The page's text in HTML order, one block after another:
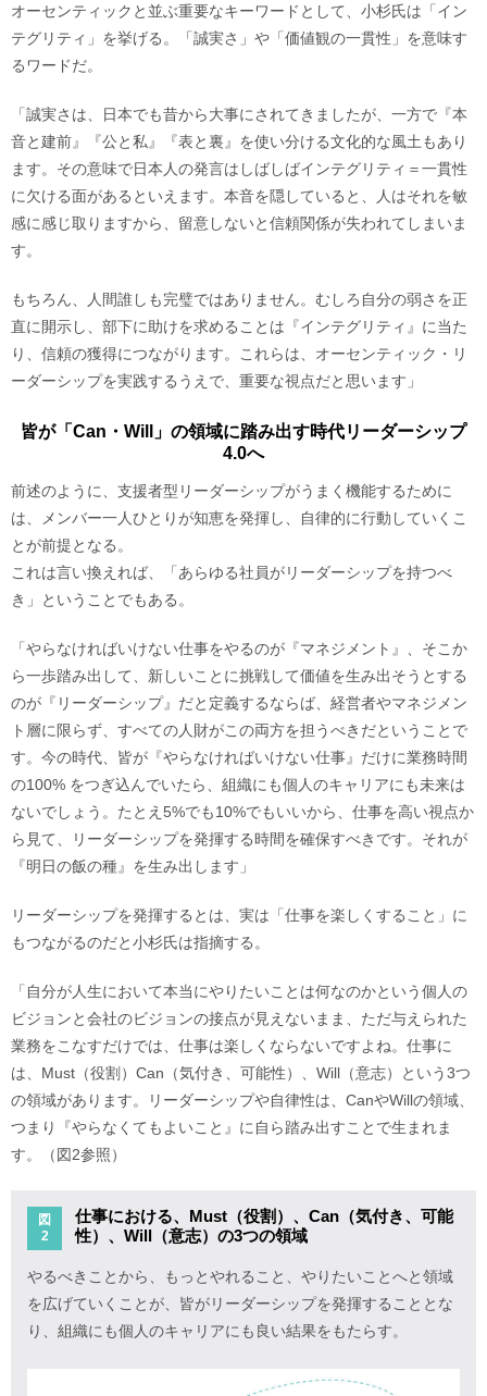
オーセンティックと並ぶ重要なキーワードとして、小杉氏は「イン
テグリティ」を挙げる。「誠実さ」や「価値観の一貫性」を意味す
るワードだ。
「誠実さは、日本でも昔から大事にされてきましたが、一方で『本
音と建前』『公と私』『表と裏』を使い分ける文化的な風土もあり
ます。その意味で日本人の発言はしばしばインテグリティ＝一貫性
に欠ける面があるといえます。本音を隠していると、人はそれを敏
感に感じ取りますから、留意しないと信頼関係が失われてしまいま
す。
もちろん、人間誰しも完璧ではありません。むしろ自分の弱さを正
直に開示し、部下に助けを求めることは『インテグリティ』に当た
り、信頼の獲得につながります。これらは、オーセンティック・リ
ーダーシップを実践するうえで、重要な視点だと思います」
皆が「Can・Will」の領域に踏み出す時代リーダーシップ
4.0へ
前述のように、支援者型リーダーシップがうまく機能するために
は、メンバー一人ひとりが知恵を発揮し、自律的に行動していくこ
とが前提となる。
これは言い換えれば、「あらゆる社員がリーダーシップを持つべ
き」ということでもある。
「やらなければいけない仕事をやるのが『マネジメント』、そこか
ら一歩踏み出して、新しいことに挑戦して価値を生み出そうとする
のが『リーダーシップ』だと定義するならば、経営者やマネジメン
ト層に限らず、すべての人財がこの両方を担うべきだということで
す。今の時代、皆が『やらなければいけない仕事』だけに業務時間
の100% をつぎ込んでいたら、組織にも個人のキャリアにも未来は
ないでしょう。たとえ5%でも10%でもいいから、仕事を高い視点か
ら見て、リーダーシップを発揮する時間を確保すべきです。それが
『明日の飯の種』を生み出します」
リーダーシップを発揮するとは、実は「仕事を楽しくすること」に
もつながるのだと小杉氏は指摘する。
「自分が人生において本当にやりたいことは何なのかという個人の
ビジョンと会社のビジョンの接点が見えないまま、ただ与えられた
業務をこなすだけでは、仕事は楽しくならないですよね。仕事に
は、Must（役割）Can（気付き、可能性）、Will（意志）という3つ
の領域があります。リーダーシップや自律性は、CanやWillの領域、
つまり『やらなくてもよいこと』に自ら踏み出すことで生まれま
す。（図2参照）
図
2
仕事における、Must（役割）、Can（気付き、可能
性）、Will（意志）の3つの領域
やるべきことから、もっとやれること、やりたいことへと領域
を広げていくことが、皆がリーダーシップを発揮することとな
り、組織にも個人のキャリアにも良い結果をもたらす。